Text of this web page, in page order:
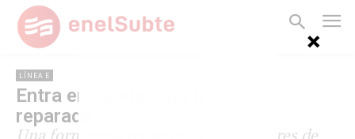
LÍNEA E
Entra en servicio un tren GEE
reparado